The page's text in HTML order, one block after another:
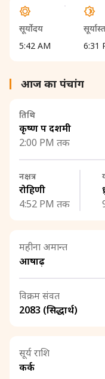
सूर्योदय
5:42 AM
6:31
आज का पंचांग
तिथि
कृष्ण पक्ष दशमी
2:00 PM तक
नक्षत्र
रोहिणी
4:52 PM तक
महीना अमान्त
आषाढ़
विक्रम संवत
2083 (सिद्धार्थ)
सूर्य राशि
कर्क